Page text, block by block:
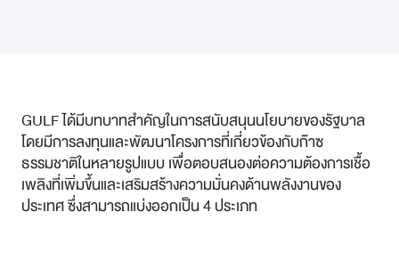
GULF ได้มีบทบาทสำคัญในการสนับสนุนนโยบายของรัฐบาล
โดยมีการลงทุนและพัฒนาโครงการที่เกี่ยวข้องกับก๊าซ
ธรรมชาติในหลายรูปแบบ เพื่อตอบสนองต่อความต้องการเชื้อ
เพลิงที่เพิ่มขึ้นและเสริมสร้างความมั่นคงด้านพลังงานของ
ประเทศ ซึ่งสามารถแบ่งออกเป็น 4 ประเภท